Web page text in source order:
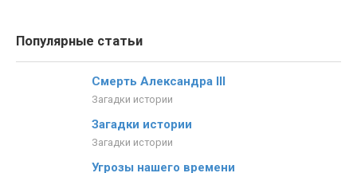
Популярные статьи
Смерть Александра III
Загадки истории
Загадки истории
Загадки истории
Угрозы нашего времени